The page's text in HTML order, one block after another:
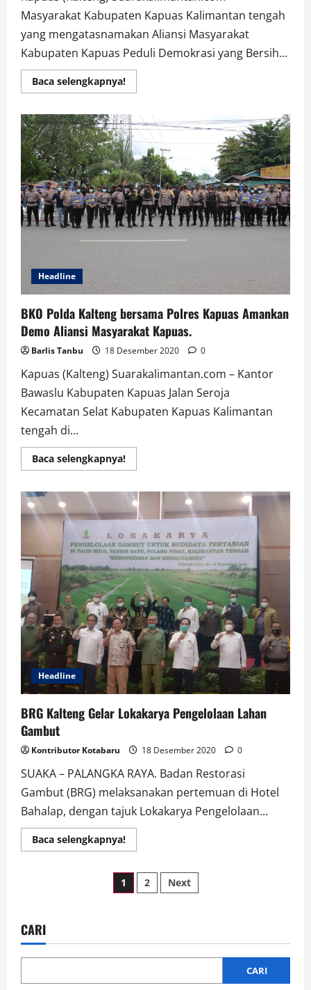
Masyarakat Kabupaten Kapuas Kalimantan tengah
yang mengatasnamakan Aliansi Masyarakat
Kabupaten Kapuas Peduli Demokrasi yang Bersih...
Baca selengkapnya!Read
more
Pelanggaran
Pemilu
Pilgub
Kalteng
Terkait
Penyaluran
Bansos
Covid-
19
Di
Kapuas.
Headline
BKO Polda Kalteng bersama Polres Kapuas Amankan
Demo Aliansi Masyarakat Kapuas.
Barlis Tanbu 18 Desember 2020 0
Kapuas (Kalteng) Suarakalimantan.com – Kantor
Bawaslu Kabupaten Kapuas Jalan Seroja
Kecamatan Selat Kabupaten Kapuas Kalimantan
tengah di...
Baca selengkapnya!Read
more
Polda
Kalteng
bersama
Kapuas
Amankan
Demo
Aliansi
Masyarakat
Kapuas.
Headline
BRG Kalteng Gelar Lokakarya Pengelolaan Lahan
Gambut
Kontributor Kotabaru 18 Desember 2020 0
SUAKA – PALANGKA RAYA. Badan Restorasi
Gambut (BRG) melaksanakan pertemuan di Hotel
Bahalap, dengan tajuk Lokakarya Pengelolaan...
Baca selengkapnya!Read
more
Kalteng
Gelar
Lokakarya
Paginasi
1 2 Next
CARI
CARI